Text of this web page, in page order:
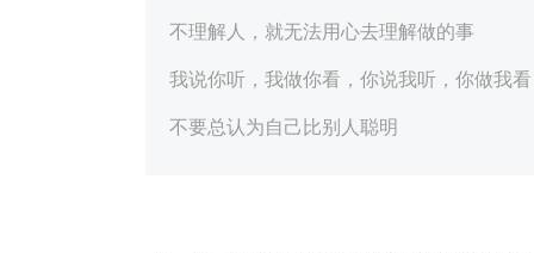
不理解人，就无法用心去理解做的事
我说你听，我做你看，你说我听，你做我看
不要总认为自己比别人聪明